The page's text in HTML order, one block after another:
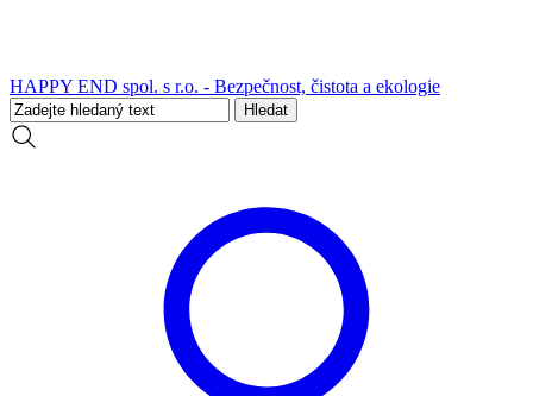
HAPPY END spol. s r.o. - Bezpečnost, čistota a ekologie